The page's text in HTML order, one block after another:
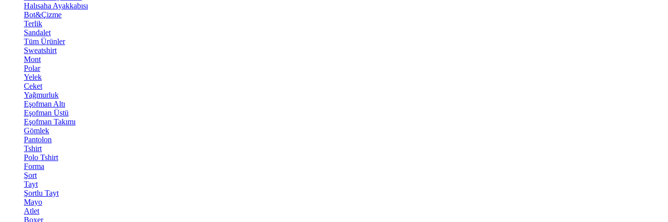
Halısaha Ayakkabısı
Bot&Çizme
Terlik
Sandalet
Tüm Ürünler
Sweatshirt
Mont
Polar
Yelek
Ceket
Yağmurluk
Eşofman Altı
Eşofman Üstü
Eşofman Takımı
Gömlek
Pantolon
Tshirt
Polo Tshirt
Forma
Şort
Tayt
Şortlu Tayt
Mayo
Atlet
Boxer